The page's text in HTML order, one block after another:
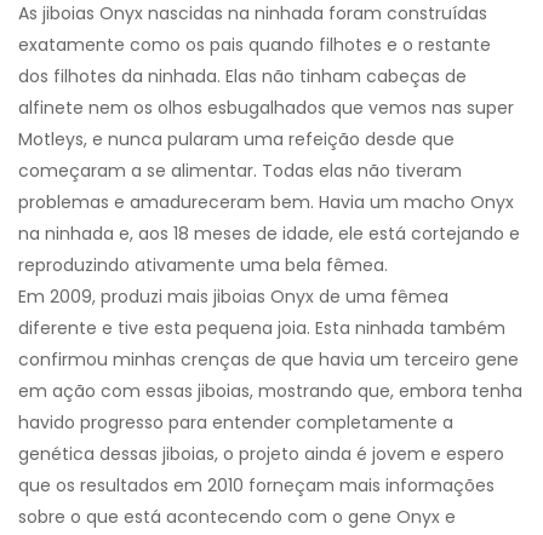
As jiboias Onyx nascidas na ninhada foram construídas
exatamente como os pais quando filhotes e o restante
dos filhotes da ninhada. Elas não tinham cabeças de
alfinete nem os olhos esbugalhados que vemos nas super
Motleys, e nunca pularam uma refeição desde que
começaram a se alimentar. Todas elas não tiveram
problemas e amadureceram bem. Havia um macho Onyx
na ninhada e, aos 18 meses de idade, ele está cortejando e
reproduzindo ativamente uma bela fêmea.
Em 2009, produzi mais jiboias Onyx de uma fêmea
diferente e tive esta pequena joia. Esta ninhada também
confirmou minhas crenças de que havia um terceiro gene
em ação com essas jiboias, mostrando que, embora tenha
havido progresso para entender completamente a
genética dessas jiboias, o projeto ainda é jovem e espero
que os resultados em 2010 forneçam mais informações
sobre o que está acontecendo com o gene Onyx e